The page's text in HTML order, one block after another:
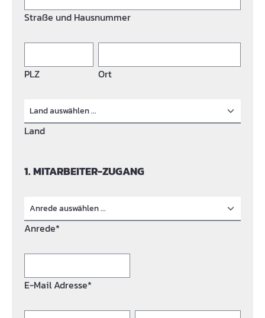
Straße und Hausnummer
PLZ Ort
Land
1. MITARBEITER-ZUGANG
Anrede*
E-Mail Adresse*